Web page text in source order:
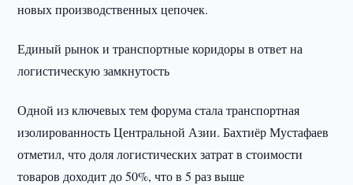
новых производственных цепочек.
Единый рынок и транспортные коридоры в ответ на
логистическую замкнутость
Одной из ключевых тем форума стала транспортная
изолированность Центральной Азии. Бахтиёр Мустафаев
отметил, что доля логистических затрат в стоимости
товаров доходит до 50%, что в 5 раз выше